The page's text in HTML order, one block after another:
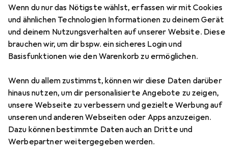
Wenn du nur das Nötigste wählst, erfassen wir mit Cookies
und ähnlichen Technologien Informationen zu deinem Gerät
und deinem Nutzungsverhalten auf unserer Website. Diese
brauchen wir, um dir bspw. ein sicheres Login und
Basisfunktionen wie den Warenkorb zu ermöglichen.
Wenn du allem zustimmst, können wir diese Daten darüber
hinaus nutzen, um dir personalisierte Angebote zu zeigen,
unsere Webseite zu verbessern und gezielte Werbung auf
unseren und anderen Webseiten oder Apps anzuzeigen.
Dazu können bestimmte Daten auch an Dritte und
Werbepartner weitergegeben werden.
EUR
4,90 bei 2 Stück
Metz ConnectModul Anschlussdose
UPk 1 Port
Zubehör für Metz Connect Modul
Anschlussdose UPk 1 Port